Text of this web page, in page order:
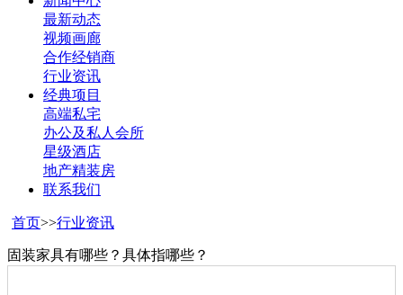
最新动态
视频画廊
合作经销商
行业资讯
经典项目
高端私宅
办公及私人会所
星级酒店
地产精装房
联系我们
首页>>行业资讯
固装家具有哪些？具体指哪些？